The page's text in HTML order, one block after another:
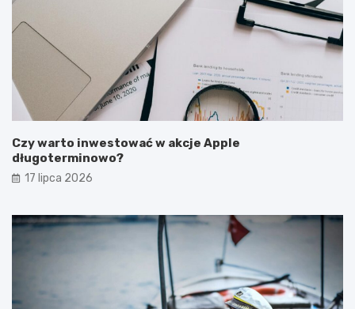
Czy warto inwestować w akcje Apple
długoterminowo?
17 lipca 2026